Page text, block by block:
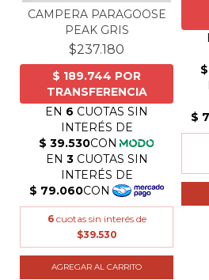
CAMPERA PARAGOOSE
PEAK GRIS
$237.180
6 cuotas sin interés de
$39.530
AGREGAR AL CARRITO